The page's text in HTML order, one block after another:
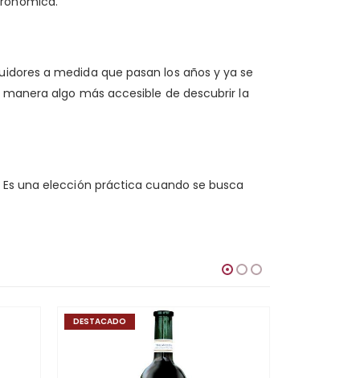
a medida que pasan los años y ya se
algo más accesible de descubrir la
una elección práctica cuando se busca
DESTACADO